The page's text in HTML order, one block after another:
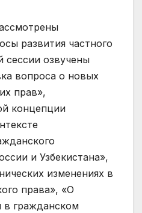
развития частного
сессии озвучены
вопроса о новых
прав»,
концепции
и Узбекистана»,
изменениях в
права», «О
в гражданском